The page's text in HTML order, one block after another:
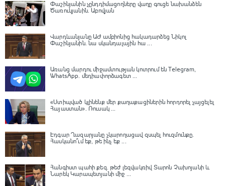
Փաշինյանին չընդդիմացողները վաղը գուցե նախանձեն
Ծառուկյանին. Աբովյան
Վարդևանյանը ԱԺ ամբիոնից հակադարձեց Նիկոլ
Փաշինյանին․ նա սկանդալային հա ...
Առանց մարդու միջամտության կոտրում են Telegram,
WhatsApp․ մեդիափորձագետ ...
«Ստիպված կլինենք մեր քաղաքացիներին հորդորել չայցելել
Հայաստան»․ Ռուսակ ...
Էդգար Ղազարյանը չկարողացավ զսպել հուզմունքը.
Հասկանո՞ւմ եք, թե ինչ եք ...
Հանգիստ պահի քեզ. թեժ լեզվակռիվ Տարոն Չախոյանի և
Նարեկ Կարապետյանի միջ ...